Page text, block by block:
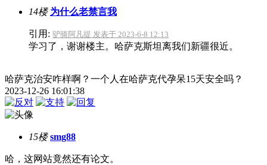
14楼 为什么老禁言我
引用: 驴骑阿凡提 发表于 2023-6-8 12:13
学习了，谢谢楼主。哈萨克斯坦离我们新疆很近。
哈萨克治安咋样啊？一个人在哈萨克代孕呆15天安全吗？
2023-12-26 16:01:38
15楼 smg88
哈，这网站竟然还有论文。